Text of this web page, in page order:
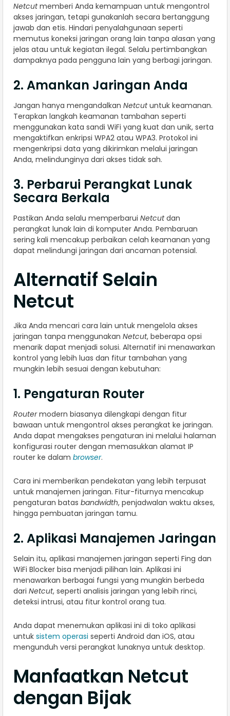
Netcutmemberi Anda kemampuan untuk mengontrol
akses jaringan, tetapi gunakanlah secara bertanggung
jawab dan etis. Hindari penyalahgunaan seperti
memutus koneksi jaringan orang lain tanpa alasan yang
jelas atau untuk kegiatan ilegal. Selalu pertimbangkan
dampaknya pada pengguna lain yang berbagi jaringan.
2. Amankan Jaringan Anda
Jangan hanya mengandalkan Netcutuntuk keamanan.
Terapkan langkah keamanan tambahan seperti
menggunakan kata sandi WiFi yang kuat dan unik, serta
mengaktifkan enkripsi WPA2 atau WPA3. Protokol ini
mengenkripsi data yang dikirimkan melalui jaringan
Anda, melindunginya dari akses tidak sah.
3. Perbarui Perangkat Lunak
Secara Berkala
Pastikan Anda selalu memperbarui Netcutdan
perangkat lunak lain di komputer Anda. Pembaruan
sering kali mencakup perbaikan celah keamanan yang
dapat melindungi jaringan dari ancaman potensial.
Alternatif Selain
Netcut
Jika Anda mencari cara lain untuk mengelola akses
jaringan tanpa menggunakan Netcut, beberapa opsi
menarik dapat menjadi solusi. Alternatif ini menawarkan
kontrol yang lebih luas dan fitur tambahan yang
mungkin lebih sesuai dengan kebutuhan:
1. Pengaturan Router
Routermodern biasanya dilengkapi dengan fitur
bawaan untuk mengontrol akses perangkat ke jaringan.
Anda dapat mengakses pengaturan ini melalui halaman
konfigurasi router dengan memasukkan alamat IP
router ke dalam browser.
Cara ini memberikan pendekatan yang lebih terpusat
untuk manajemen jaringan. Fitur-fiturnya mencakup
pengaturan batas bandwidth, penjadwalan waktu akses,
hingga pembuatan jaringan tamu.
2. Aplikasi Manajemen Jaringan
Selain itu, aplikasi manajemen jaringan seperti Fing dan
WiFi Blocker bisa menjadi pilihan lain. Aplikasi ini
menawarkan berbagai fungsi yang mungkin berbeda
dari Netcut, seperti analisis jaringan yang lebih rinci,
deteksi intrusi, atau fitur kontrol orang tua.
Anda dapat menemukan aplikasi ini di toko aplikasi
untuk sistem operasi seperti Android dan iOS, atau
mengunduh versi perangkat lunaknya untuk desktop.
Manfaatkan Netcut
dengan Bijak